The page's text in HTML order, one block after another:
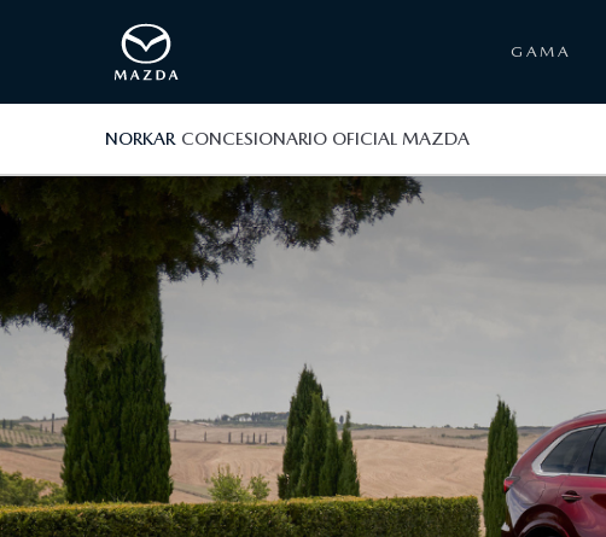
GAMA
NORKAR CONCESIONARIO OFICIAL MAZDA